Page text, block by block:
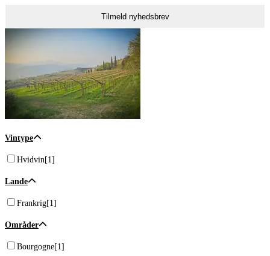
Tilmeld nyhedsbrev
Vintype
Hvidvin[1]
Lande
Frankrig[1]
Områder
Bourgogne[1]